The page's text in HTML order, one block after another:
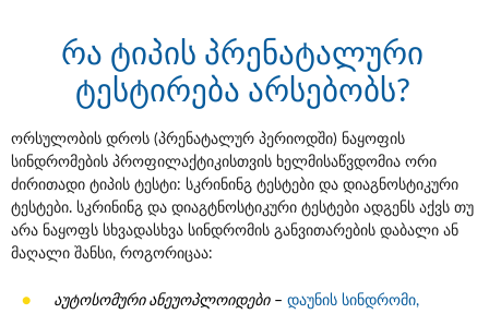
რა ტიპის პრენატალური
ტესტირება არსებობს?
ორსულობის დროს (პრენატალურ პერიოდში) ნაყოფის
სინდრომების პროფილაქტიკისთვის ხელმისაწვდომია ორი
ძირითადი ტიპის ტესტი: სკრინინგ ტესტები და დიაგნოსტიკური
ტესტები. სკრინინგ და დიაგტნოსტიკური ტესტები ადგენს აქვს თუ
არა ნაყოფს სხვადასხვა სინდრომის განვითარების დაბალი ან
მაღალი შანსი, როგორიცაა:
აუტოსომური ანეუოპლოიდები– დაუნის სინდრომი,